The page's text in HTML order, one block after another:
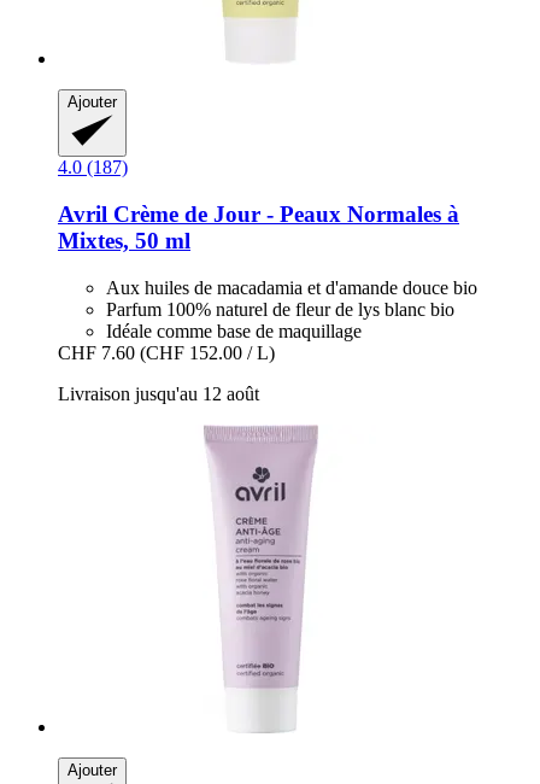
Ajouter
4.0 (187)
Avril Crème de Jour -​ Peaux Normales à
Mixtes, 50 ml
Aux huiles de macadamia et d'amande douce bio
Parfum 100% naturel de fleur de lys blanc bio
Idéale comme base de maquillage
CHF 7.60 (CHF 152.00 / L)
Livraison jusqu'au 12 août
Ajouter